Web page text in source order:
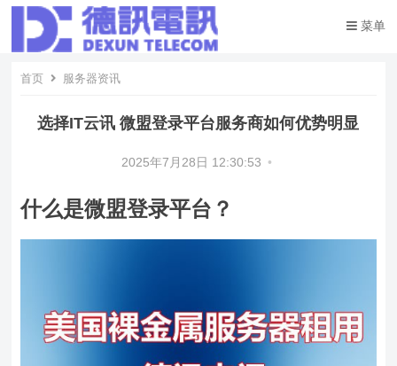
菜单
首页 服务器资讯
选择IT云讯 微盟登录平台服务商如何优势明显
2025年7月28日 12:30:53 •
什么是微盟登录平台？